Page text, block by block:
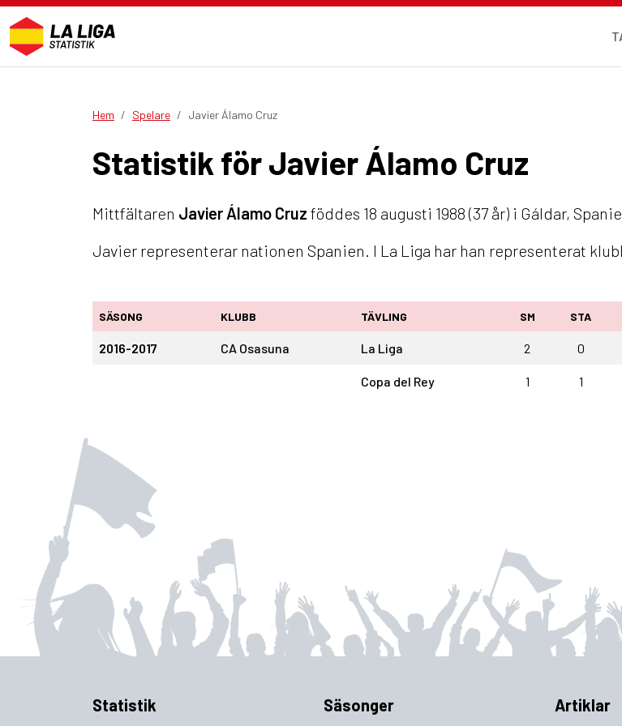
Hem Spelare Javier Álamo Cruz
Statistik för Javier Álamo Cruz
Mittfältaren Javier Álamo Cruz föddes 18 augusti 1988 (37 år) i Gáldar,
Javier representerar nationen Spanien. I La Liga har han representerat
SÄSONG KLUBB TÄVLING SM STA
2016-2017 CA Osasuna La Liga 2 0
Copa del Rey 1 1
Statistik Säsonger Artiklar